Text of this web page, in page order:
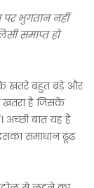
भुगतान नहीं
समाप्त हो
खतरे बहुत बड़े और
है जिसके
बात यह है
समाधान ढूंढ